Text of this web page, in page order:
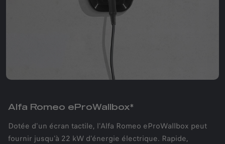
Alfa Romeo eProWallbox*
Dotée d'un écran tactile, l'Alfa Romeo eProWallbox peut
fournir jusqu'à 22 kW d'énergie électrique. Rapide,